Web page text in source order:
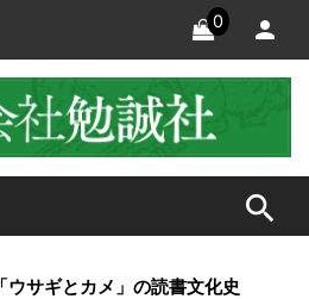
0
search
「ウサギとカメ」の読書文化史